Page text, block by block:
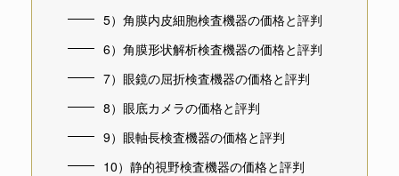
5）角膜内皮細胞検査機器の価格と評判
6）角膜形状解析検査機器の価格と評判
7）眼鏡の屈折検査機器の価格と評判
8）眼底カメラの価格と評判
9）眼軸長検査機器の価格と評判
10）静的視野検査機器の価格と評判